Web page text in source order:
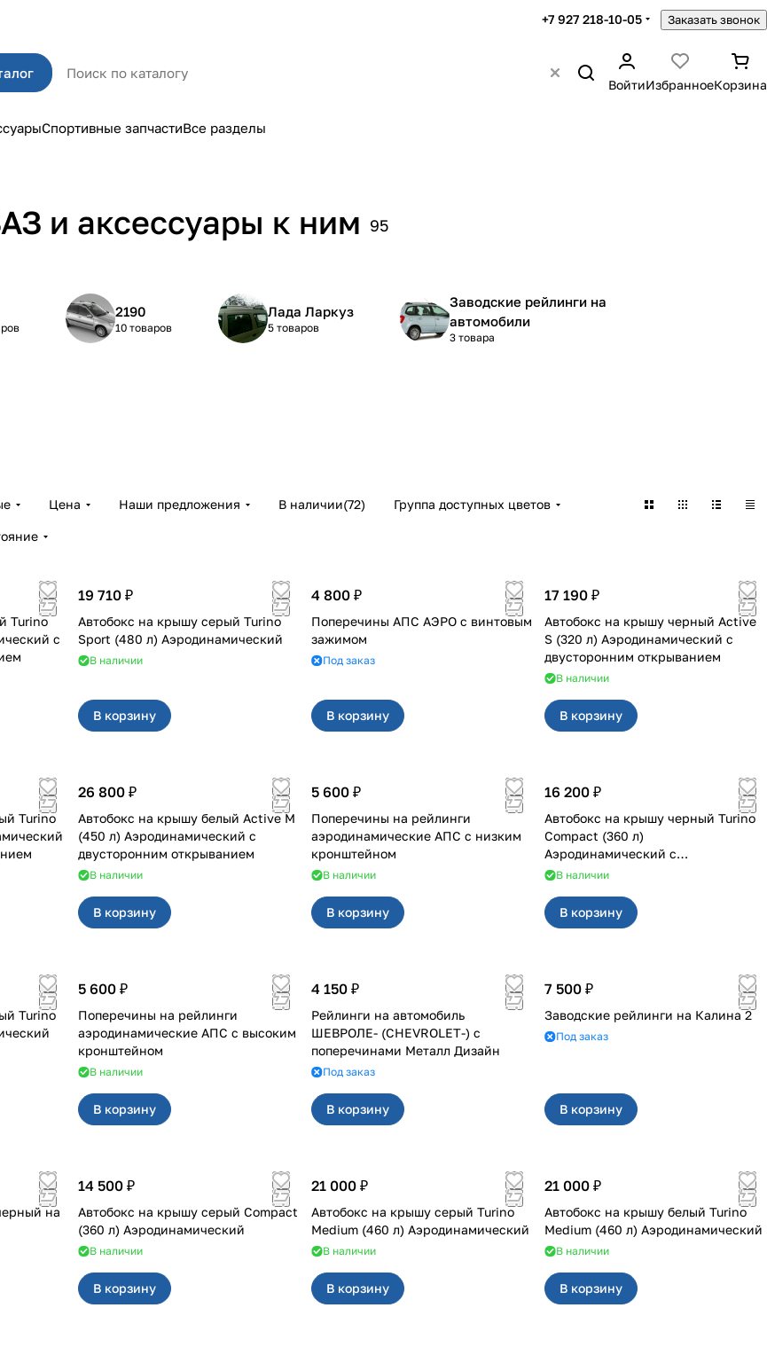
+7 927 218-10-05 Заказать звонок
ВойтиИзбранноеКорзина
Спортивные запчастиВсе разделы
и аксессуары к ним 95
2190
10 товаров
Лада Ларкуз
5 товаров
Заводские рейлинги на
автомобили
3 товара
Цена Наши предложения В наличии(72) Группа доступных цветов
Turino
с
19 710 ₽
Автобокс на крышу серый Turino
Sport (480 л) Аэродинамический
В наличии
В корзину
4 800 ₽
Поперечины АПС АЭРО с винтовым
зажимом
Под заказ
В корзину
17 190 ₽
Автобокс на крышу черный Active
S (320 л) Аэродинамический с
двусторонним открыванием
В наличии
В корзину
Turino
26 800 ₽
Автобокс на крышу белый Active M
(450 л) Аэродинамический с
двусторонним открыванием
В наличии
В корзину
5 600 ₽
Поперечины на рейлинги
аэродинамические АПС с низким
кронштейном
В наличии
В корзину
16 200 ₽
Автобокс на крышу черный Turino
Compact (360 л)
Аэродинамический с
двусторонним открыванием
В наличии
В корзину
Turino
5 600 ₽
Поперечины на рейлинги
аэродинамические АПС с высоким
кронштейном
В наличии
В корзину
4 150 ₽
Рейлинги на автомобиль
ШЕВРОЛЕ- (CHEVROLET-) с
поперечинами Металл Дизайн
Под заказ
В корзину
7 500 ₽
Заводские рейлинги на Калина 2
Под заказ
В корзину
на
14 500 ₽
Автобокс на крышу серый Compact
(360 л) Аэродинамический
В наличии
В корзину
21 000 ₽
Автобокс на крышу серый Turino
Medium (460 л) Аэродинамический
В наличии
В корзину
21 000 ₽
Автобокс на крышу белый Turino
Medium (460 л) Аэродинамический
В наличии
В корзину